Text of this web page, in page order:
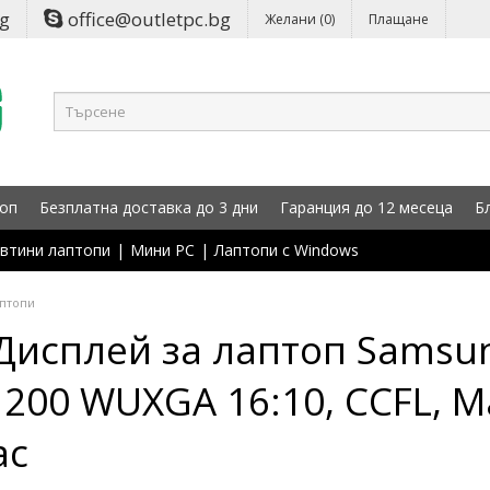
office@outletpc.bg Желани (0) Плащане
Безплатна доставка до 3 дни Гаранция до 12 месеца
лаптопи | Мини PC | Лаптопи с Windows
за лаптоп
WUXGA 16:10, CCFL,